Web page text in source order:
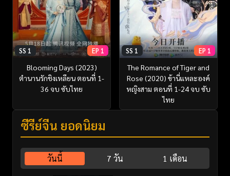
SS 1 EP 1
Blooming Days (2023)
ตำนานรักชิงเหลียน ตอนที่ 1-
36 จบ ซับไทย
SS 1 EP 1
The Romance of Tiger and
Rose (2020) ข้านี่เเหละองค์
หญิงสาม ตอนที่ 1-24 จบ ซับ
ไทย
ซีรี่ย์จีน ยอดนิยม
วันนี้ 7 วัน 1 เดือน